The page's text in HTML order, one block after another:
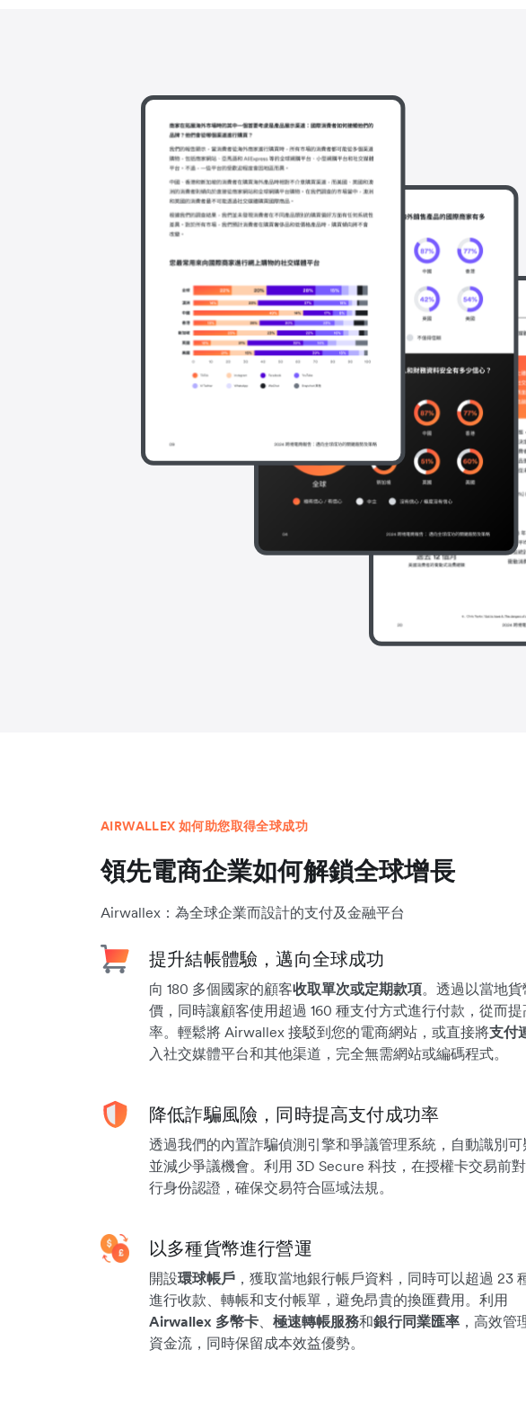
AIRWALLEX 如何助您取得全球成功
領先電商企業如何解鎖全球增長
Airwallex：為全球企業而設計的支付及金融平台
提升結帳體驗，邁向全球成功
向 180 多個國家的顧客收取單次或定期款項。透過以當地貨
價，同時讓顧客使用超過 160 種支付方式進行付款，從而提
率。輕鬆將 Airwallex 接駁到您的電商網站，或直接將支付
入社交媒體平台和其他渠道，完全無需網站或編碼程式。
降低詐騙風險，同時提高支付成功率
透過我們的內置詐騙偵測引擎和爭議管理系統，自動識別可
並減少爭議機會。利用 3D Secure 科技，在授權卡交易前
行身份認證，確保交易符合區域法規。
以多種貨幣進行營運
開設環球帳戶 ，獲取當地銀行帳戶資料，同時可以超過 23
進行收款、轉帳和支付帳單，避免昂貴的換匯費用。利用
Airwallex 多幣卡、 極速轉帳服務和銀行同業匯率 ，高效管
資金流，同時保留成本效益優勢。